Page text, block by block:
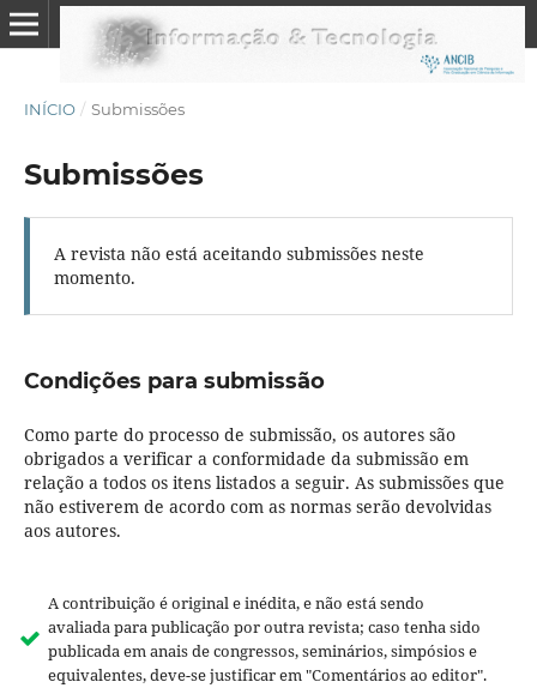
INÍCIO / Submissões
Submissões
A revista não está aceitando submissões neste
momento.
Condições para submissão
Como parte do processo de submissão, os autores são
obrigados a verificar a conformidade da submissão em
relação a todos os itens listados a seguir. As submissões que
não estiverem de acordo com as normas serão devolvidas
aos autores.
A contribuição é original e inédita, e não está sendo
avaliada para publicação por outra revista; caso tenha sido
publicada em anais de congressos, seminários, simpósios e
equivalentes, deve-se justificar em "Comentários ao editor".